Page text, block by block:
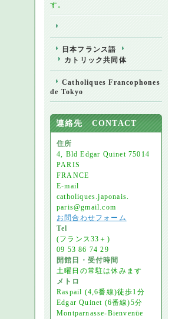
す。
日本フランス語
カトリック共同体
Catholiques Francophones
de Tokyo
連絡先 CONTACT
住所
4, Bld Edgar Quinet 75014
PARIS
FRANCE
E-mail
catholiques.japonais.
paris@gmail.com
お問合わせフォーム
Tel
(フランス33＋)
09 53 86 74 29
開館日・受付時間
土曜日の常駐は休みます
メトロ
Raspail (4,6番線)徒歩1分
Edgar Quinet (6番線)5分
Montparnasse-Bienvenüe